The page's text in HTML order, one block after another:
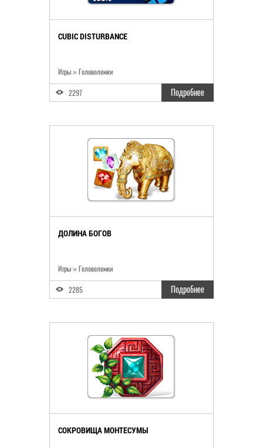
CUBIC DISTURBANCE
Игры » Головоломки
2297 Подробнее
ДОЛИНА БОГОВ
Игры » Головоломки
2285 Подробнее
СОКРОВИЩА МОНТЕСУМЫ